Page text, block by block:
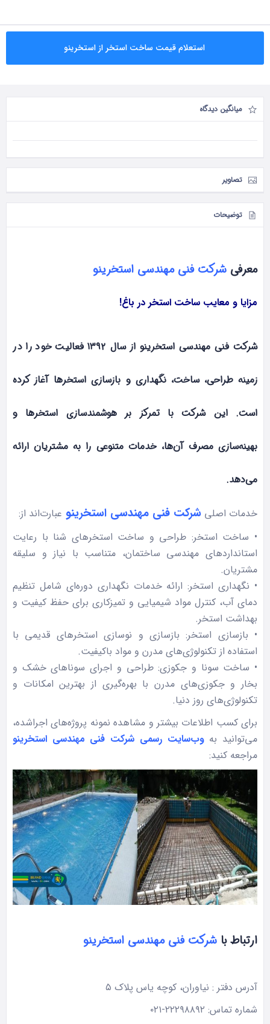
استعلام قیمت ساخت استخر از استخرینو
میانگین دیدگاه
تصاویر
توضیحات
معرفی شرکت فنی مهندسی استخرینو
مزایا و معایب ساخت استخر در باغ!
شرکت فنی مهندسی استخرینو از سال ۱۳۹۲ فعالیت خود را در
زمینه طراحی، ساخت، نگهداری و بازسازی استخرها آغاز کرده
است. این شرکت با تمرکز بر هوشمندسازی استخرها و
بهینه‌سازی مصرف آن‌ها، خدمات متنوعی را به مشتریان ارائه
می‌دهد.
خدمات اصلی شرکت فنی مهندسی استخرینو عبارت‌اند از:
• ساخت استخر: طراحی و ساخت استخرهای شنا با رعایت
استانداردهای مهندسی ساختمان، متناسب با نیاز و سلیقه
مشتریان.
• نگهداری استخر: ارائه خدمات نگهداری دوره‌ای شامل تنظیم
دمای آب، کنترل مواد شیمیایی و تمیزکاری برای حفظ کیفیت و
بهداشت استخر.
• بازسازی استخر: بازسازی و نوسازی استخرهای قدیمی با
استفاده از تکنولوژی‌های مدرن و مواد باکیفیت.
• ساخت سونا و جکوزی: طراحی و اجرای سوناهای خشک و
بخار و جکوزی‌های مدرن با بهره‌گیری از بهترین امکانات و
تکنولوژی‌های روز دنیا.
برای کسب اطلاعات بیشتر و مشاهده نمونه پروژه‌های اجراشده،
می‌توانید بهوب‌سایت رسمی شرکت فنی مهندسی استخرینو
مراجعه کنید:
ارتباط با شرکت فنی مهندسی استخرینو
آدرس دفتر : نیاوران، کوچه یاس پلاک ۵
شماره تماس: ۲۲۲۹۸۸۹۲-۰۲۱